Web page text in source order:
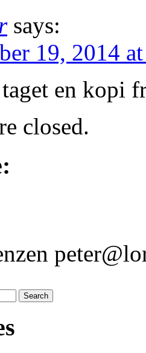
says:
19, 2014
en kopi
closed.